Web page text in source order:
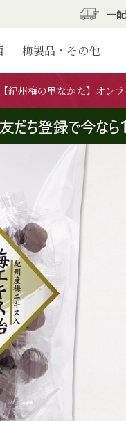
紀州梅の里なかた】オン
一
梅製品・その他